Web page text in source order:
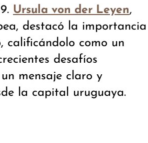
Ursula von der Leyen,
destacó la importancia
calificándolo como un
desafíos
mensaje claro y
la capital uruguaya.